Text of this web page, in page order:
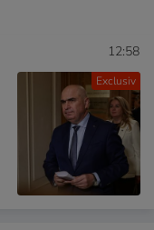
Exclusiv
12:58